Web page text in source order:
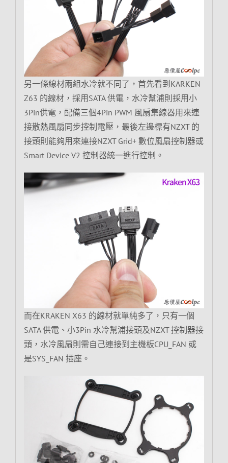
另一條線材兩組水冷就不同了，首先看到KARKEN
Z63 的線材，採用SATA 供電，水冷幫浦則採用小
3Pin供電，配備三個4Pin PWM 風扇集線器用來連
接散熱風扇同步控制電壓，最後左邊標有NZXT 的
接頭則能夠用來連接NZXT Grid+ 數位風扇控制器或
Smart Device V2 控制器統一進行控制。
而在KRAKEN X63 的線材就單純多了，只有一個
SATA 供電、小3Pin 水冷幫浦接頭及NZXT 控制器接
頭，水冷風扇則需自己連接到主機板CPU_FAN 或
是SYS_FAN 插座。